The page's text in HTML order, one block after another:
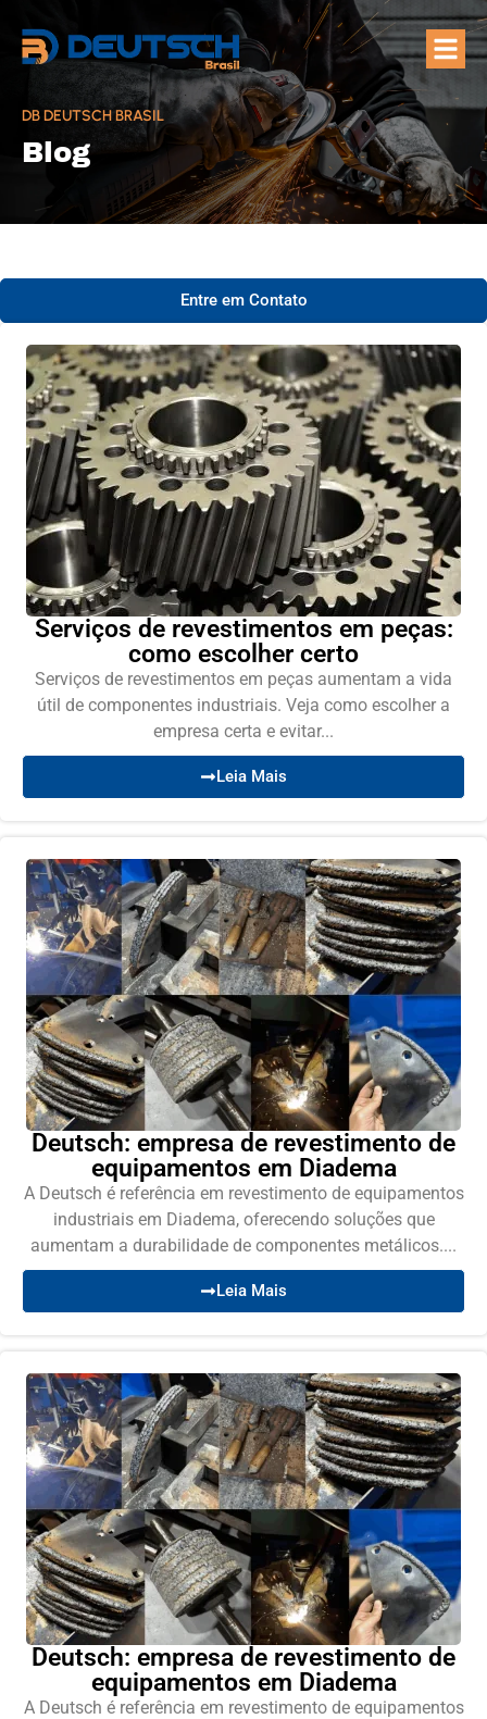
DB DEUTSCH BRASIL
Blog
Entre em Contato
Serviços de revestimentos em peças:
como escolher certo
Serviços de revestimentos em peças aumentam a vida
útil de componentes industriais. Veja como escolher a
empresa certa e evitar...
Leia Mais
Deutsch: empresa de revestimento de
equipamentos em Diadema
A Deutsch é referência em revestimento de equipamentos
industriais em Diadema, oferecendo soluções que
aumentam a durabilidade de componentes metálicos....
Leia Mais
Deutsch: empresa de revestimento de
equipamentos em Diadema
A Deutsch é referência em revestimento de equipamentos